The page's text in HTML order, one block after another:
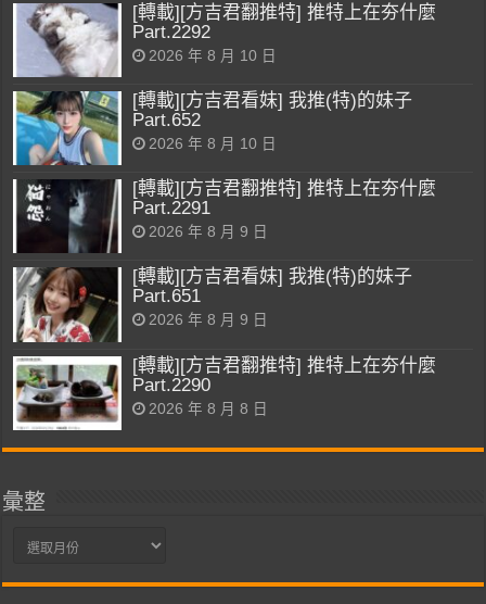
[轉載][方吉君翻推特] 推特上在夯什麼
Part.2292
2026 年 8 月 10 日
[轉載][方吉君看妹] 我推(特)的妹子
Part.652
2026 年 8 月 10 日
[轉載][方吉君翻推特] 推特上在夯什麼
Part.2291
2026 年 8 月 9 日
[轉載][方吉君看妹] 我推(特)的妹子
Part.651
2026 年 8 月 9 日
[轉載][方吉君翻推特] 推特上在夯什麼
Part.2290
2026 年 8 月 8 日
彙整
彙